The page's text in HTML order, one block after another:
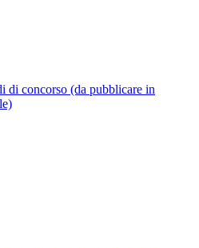
di concorso (da pubblicare in